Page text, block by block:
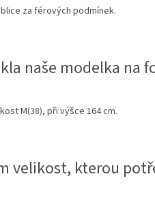
za férových podmínek.
naše modelka na
M(38), při výšce 164 cm.
velikost, kterou